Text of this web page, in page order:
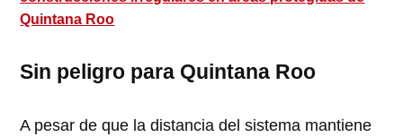
Quintana Roo
Sin peligro para Quintana Roo
A pesar de que la distancia del sistema mantiene